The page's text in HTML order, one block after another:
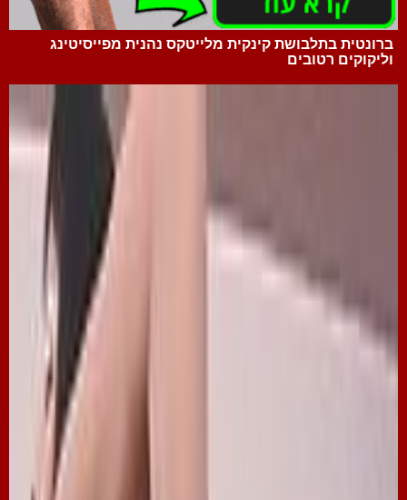
ברונטית בתלבושת קינקית מלייטקס נהנית מפייסיטינג
וליקוקים רטובים